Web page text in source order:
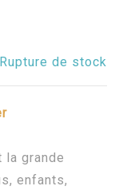
Rupture de stock
la grande
enfants,